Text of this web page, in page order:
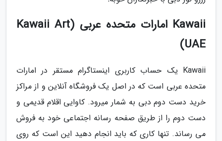
Kawaii امارات متحده عربی (Kawaii Art
UAE)
Kawaii یک حساب کاربری اینستاگرام مستقر در امارات
متحده عربی است که در اصل یک فروشگاه آنلاین و از مراکز
خرید دست دوم دبی به شمار میرود. کاوایی اقلام قدیمی و
دست دوم را از طریق صفحه رسانه اجتماعی خود به فروش
می رساند. تنها کاری که باید انجام دهید این است که روی